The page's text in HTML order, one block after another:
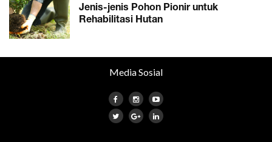
Jenis-jenis Pohon Pionir untuk
Rehabilitasi Hutan
Media Sosial